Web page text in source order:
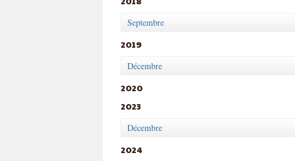
Septembre
2019
Décembre
2020
2023
Décembre
2024